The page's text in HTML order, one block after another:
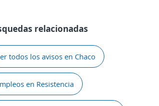
relacionadas
todos los avisos en Chaco
en Resistencia